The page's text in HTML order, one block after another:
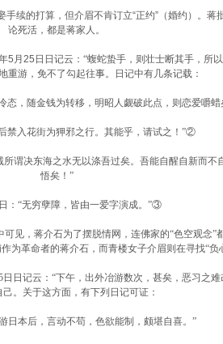
的打算，但介眉不肯订立“正约”（婚约）。蒋
论死活，都是蒋家人。
月25日日记云： “蝮蛇蛰手，则壮士断其手，所
重游，免不了勾起往事。日记中有几条记载：
态，随金钱为转移，明昭人觑破此点，则恋爱嚼
禁入花街为狎邪之行。其能乎，请试之！”②
谓决东海之水无以涤吾过矣。吾能自醒自新而
悟矣！”
“无穷孽障，皆由一爱字演成。”③
见，蒋介石为了摆脱情网，连佛家的“色空观念”
为革命者的蒋介石，而青楼女子介眉则在寻找“负
日记云： “下午，出外冶游数次，甚矣，恶习之难
。关于这方面，有下列日记可证：
日本后，言动不苟，色欲能制，颇堪自喜。”